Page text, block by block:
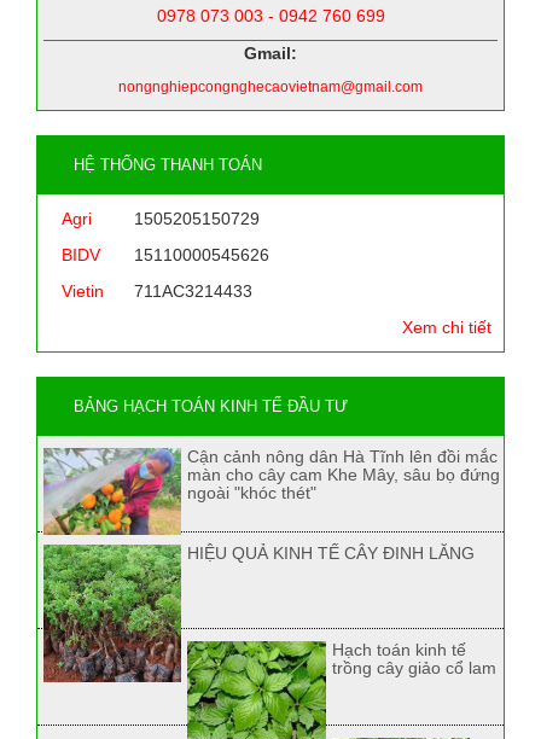
0978 073 003 - 0942 760 699
Gmail:
nongnghiepcongnghecaovietnam@gmail.com
HỆ THỐNG THANH TOÁN
Agri
1505205150729
BIDV
15110000545626
Vietin
711AC3214433
Xem chi tiết
BẢNG HẠCH TOÁN KINH TẾ ĐẦU TƯ
Cận cảnh nông dân Hà Tĩnh lên đồi mắc
màn cho cây cam Khe Mây, sâu bọ đứng
ngoài "khóc thét"
HIỆU QUẢ KINH TẾ CÂY ĐINH LĂNG
Hạch toán kinh tế
trồng cây giảo cổ lam